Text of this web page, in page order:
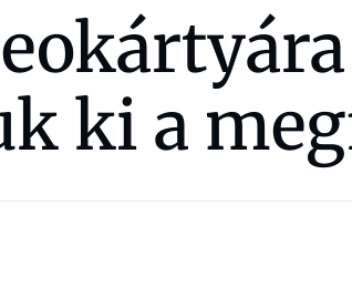
ki a